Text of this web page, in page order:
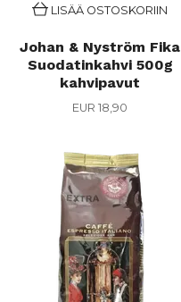
LISÄÄ OSTOSKORIIN
Johan & Nyström Fika
Suodatinkahvi 500g
kahvipavut
EUR 18,90